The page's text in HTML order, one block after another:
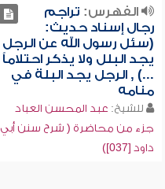
الفهرس: تراجم
رجال إسناد حديث:
(سئل رسول الله عن الرجل
يجد البلل ولا يذكر احتلاماً
...) , الرجل يجد البلة في
منامه
للشيخ: عبد المحسن العباد
جزء من محاضرة ( شرح سنن أبي
داود [037])